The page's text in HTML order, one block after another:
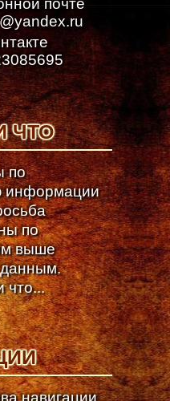
почте
ЧТО
по
информации
по
выше
что...
навигации